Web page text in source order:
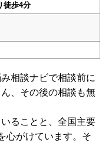
徒歩4分
相談ナビで相談前に
、その後の相談も無
ることと、全国主要
心がけています。そ